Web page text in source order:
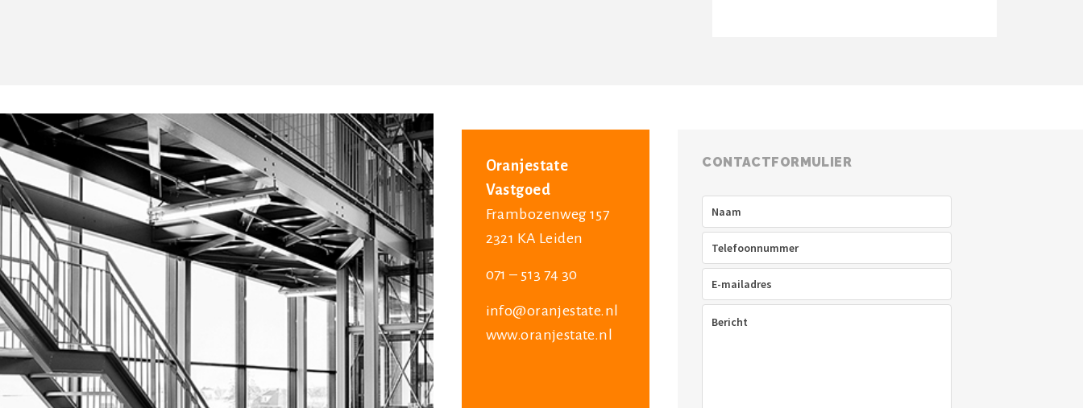
Oranjestate
Vastgoed
Frambozenweg 157
2321 KA Leiden
071 – 513 74 30
info@oranjestate.nl
www.oranjestate.nl
CONTACTFORMULIER
Telefoon
mailadres(Vereist)